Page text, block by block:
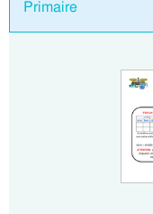
Primaire